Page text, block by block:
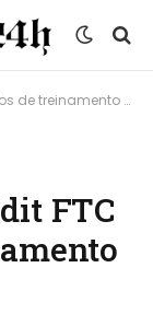
de IA gerados
FTC